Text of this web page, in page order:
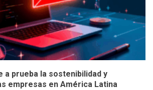
a prueba la sostenibilidad y
empresas en América Latina